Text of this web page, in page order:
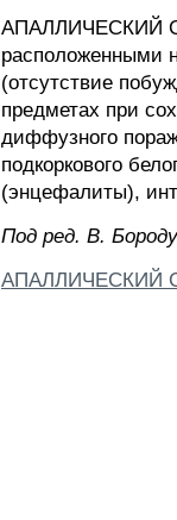
АПАЛЛИЧЕСКИЙ
расположенными
(отсутствие
предметах при
диффузного
подкоркового
(энцефалиты),
Пoд peд. B.
АПАЛЛИЧЕСКИЙ